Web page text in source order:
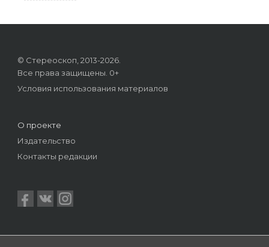
© Стереоскоп, 2013-2026.
Все права защищены. 0+
Условия использования материалов
О проекте
Издательство
Контакты редакции